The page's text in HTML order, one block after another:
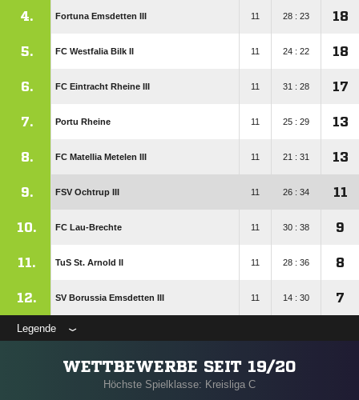
4. Fortuna Emsdetten III 11 28 : 23 18
5. FC Westfalia Bilk II 11 24 : 22 18
6. FC Eintracht Rheine III 11 31 : 28 17
7. Portu Rheine 11 25 : 29 13
8. FC Matellia Metelen III 11 21 : 31 13
9. FSV Ochtrup III 11 26 : 34 11
10. FC Lau-Brechte 11 30 : 38 9
11. TuS St. Arnold II 11 28 : 36 8
12. SV Borussia Emsdetten III 11 14 : 30 7
Legende
WETTBEWERBE SEIT 19/20
Höchste Spielklasse: Kreisliga C